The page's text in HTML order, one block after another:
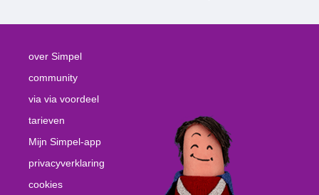
over Simpel
community
via via voordeel
tarieven
Mijn Simpel-app
privacyverklaring
cookies